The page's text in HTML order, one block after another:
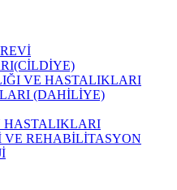
VE HASTALIKLARI
(DAHİLİYE)
HASTALIKLARI
VE REHABİLİTASYON